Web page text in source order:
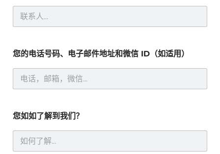
您的电话号码、电子邮件地址和微信 ID（如适用）
您如如了解到我们？